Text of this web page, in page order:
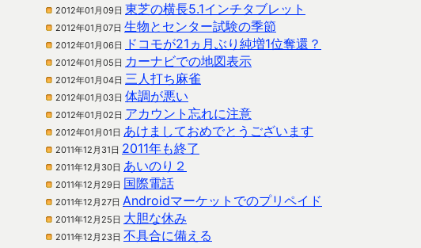
2012年01月09日 東芝の横長5.1インチタブレット
2012年01月07日 生物とセンター試験の季節
2012年01月06日 ドコモが21ヵ月ぶり純増1位奪還？
2012年01月05日 カーナビでの地図表示
2012年01月04日 三人打ち麻雀
2012年01月03日 体調が悪い
2012年01月02日 アカウント忘れに注意
2012年01月01日 あけましておめでとうございます
2011年12月31日 2011年も終了
2011年12月30日 あいのり２
2011年12月29日 国際電話
2011年12月27日 Androidマーケットでのプリペイド
2011年12月25日 大胆な休み
2011年12月23日 不具合に備える